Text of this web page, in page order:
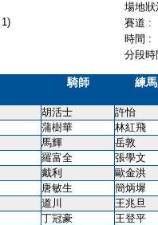
場地
賽道 :
時間 :
分段
騎師 練
胡活士 許怡
蒲樹華 林紅飛
馬輝 岳敦
羅富全 張學文
戴利 歐金洪
唐敏生 簡炳墀
道川 王兆旦
丁冠豪 王登平